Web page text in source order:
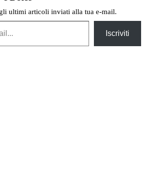
ultimi articoli inviati alla tua e-mail.
Iscriviti